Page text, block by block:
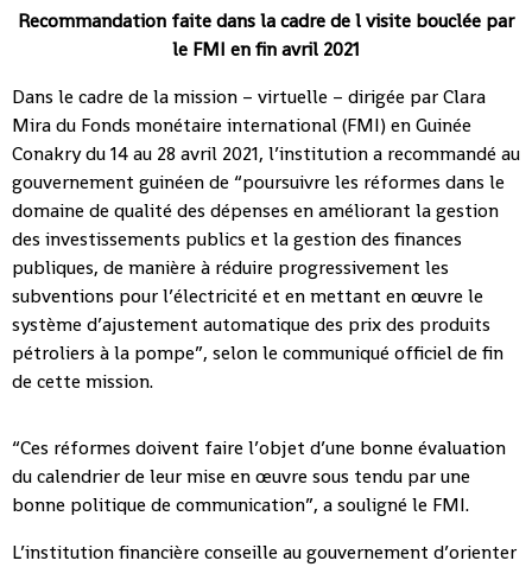
Recommandation faite dans la cadre de l visite bouclée par
le FMI en fin avril 2021
Dans le cadre de la mission – virtuelle – dirigée par Clara
Mira du Fonds monétaire international (FMI) en Guinée
Conakry du 14 au 28 avril 2021, l’institution a recommandé au
gouvernement guinéen de “poursuivre les réformes dans le
domaine de qualité des dépenses en améliorant la gestion
des investissements publics et la gestion des finances
publiques, de manière à réduire progressivement les
subventions pour l’électricité et en mettant en œuvre le
système d’ajustement automatique des prix des produits
pétroliers à la pompe”, selon le communiqué officiel de fin
de cette mission.
“Ces réformes doivent faire l’objet d’une bonne évaluation
du calendrier de leur mise en œuvre sous tendu par une
bonne politique de communication”, a souligné le FMI.
L’institution financière conseille au gouvernement d’orienter